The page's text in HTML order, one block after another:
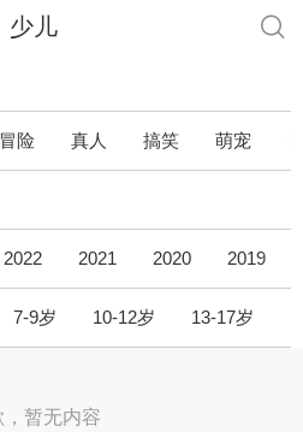
少儿
冒险 真人 搞笑 萌宠
2022 2021 2020 2019
7-9岁 10-12岁 13-17岁
，暂无内容